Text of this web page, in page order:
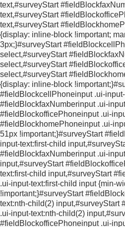
text,#surveyStart
text,#surveyStart
text,#surveyStart
{display: inline-block !important;
3px;}#surveyStart
select,#surveyStart
select,#surveyStart
select,#surveyStart
{display: inline-block !important;}
#fieldBlockcellPhoneinput .ui-
#fieldBlockfaxNumberinput .ui-
#fieldBlockofficePhoneinput .ui-
#fieldBlockhomePhoneinput .ui-
51px !important;}#surveyStart
input-text:first-child input,
#fieldBlockfaxNumberinput .ui-
input,#surveyStart
text:first-child input,#surveyStart
.ui-input-text:first-child input {min-
!important;}#surveyStart
text:nth-child(2) input,#surveyStart
.ui-input-text:nth-child(2) input,
#fieldBlockofficePhoneinput .ui-
0%, rgba(210, 230, 56, 1) 50%,
rgba(219, 240, 67, 1) 100%);
gradient(linear, left top, left bottom,
240, 163, 1)), color-stop(50%,
stop(51%, rgba(195, 216, 37, 1)),
240, 67, 1)));background: -webkit-
240, 163, 1) 0%, rgba(210, 230, 56,
1) 51%, rgba(219, 240, 67, 1)
gradient(top, rgba(230, 240, 163, 1)
50%, rgba(195, 216, 37, 1) 51%,
background: -ms-linear-
rgba(210, 230, 56, 1) 50%,
rgba(219, 240, 67, 1) 100%);
bottom, rgba(230, 240, 163, 1) 0%,
rgba(195, 216, 37, 1) 51%,
endColorstr="#dbf043",
.packageBlock .added {display:
1000 !important;}body {text-
overlay-a,.ui-page-theme-a,.ui-
{background-color: transparent
!important;text-shadow: none;}.ui-
shadow: none !important;}.ui-input-